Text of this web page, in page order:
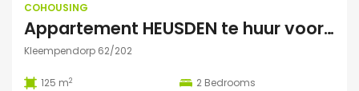
COHOUSING
Appartement HEUSDEN te huur voor COHOUSING
Kleempendorp 62/202
125 m2 2 Bedrooms